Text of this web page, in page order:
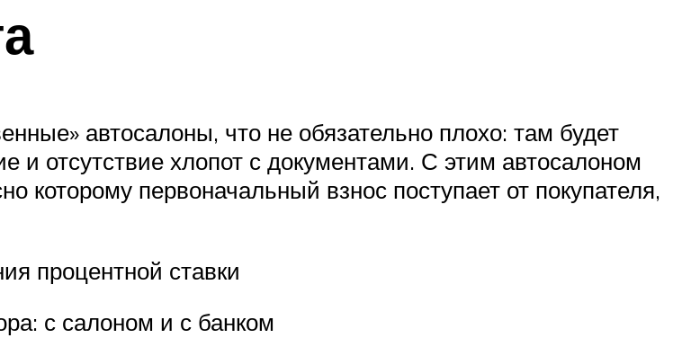
автосалоны, что не обязательно плохо: там будет
отсутствие хлопот с документами. С этим автосалоном
которому первоначальный взнос поступает от покупателя,
процентной ставки
с салоном и с банком